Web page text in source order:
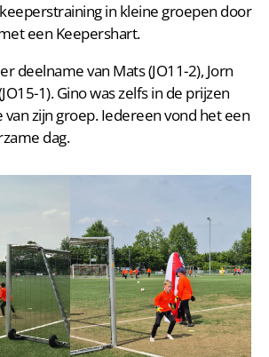
in kleine groepen door
een Keepershart.
deelname van Mats (JO11-2), Jorn
1). Gino was zelfs in de prijzen
van zijn groep. Iedereen vond het een
dag.